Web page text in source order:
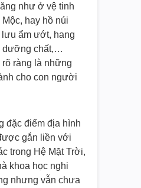
như ở vệ tinh
hay hồ núi
lưu ẩm ướt, hang
dưỡng chất,…
ràng là những
cho con người
đặc điểm địa hình
gắn liền với
trong Hệ Mặt Trời,
khoa học nghi
nhưng vẫn chưa